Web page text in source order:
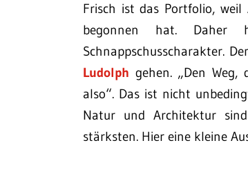
Frisch ist das Portfolio,
begonnen hat. Daher
Schnappschusscharakter.
Ludolph gehen. „Den
also“. Das ist nicht
Natur und Architektur
stärksten. Hier eine kleine